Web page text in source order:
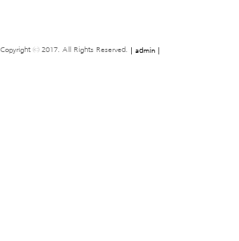
Copyright ⓒ 2017. All Rights Reserved. [ admin ]